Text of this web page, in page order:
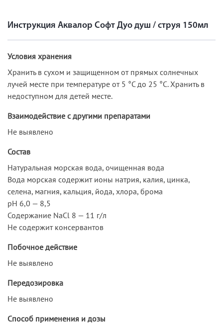
Инструкция Аквалор Софт Дуо душ / струя 150мл
Условия хранения
Хранить в сухом и защищенном от прямых солнечных
лучей месте при температуре от 5 °С до 25 °С. Хранить в
недоступном для детей месте.
Взаимодействие с другими препаратами
Не выявлено
Состав
Натуральная морская вода, очищенная вода
Вода морская содержит ионы натрия, калия, цинка,
селена, магния, кальция, йода, хлора, брома
pH 6,0 — 8,5
Содержание NaCl 8 — 11 г/л
Не содержит консервантов
Побочное действие
Не выявлено
Передозировка
Не выявлено
Способ применения и дозы